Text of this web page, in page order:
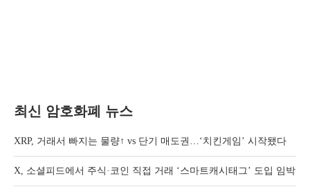
최신 암호화폐 뉴스
XRP, 거래서 빠지는 물량↑ vs 단기 매도권…‘치킨게임’ 시작됐다
X, 소셜피드에서 주식·코인 직접 거래 ‘스마트캐시태그’ 도입 임박